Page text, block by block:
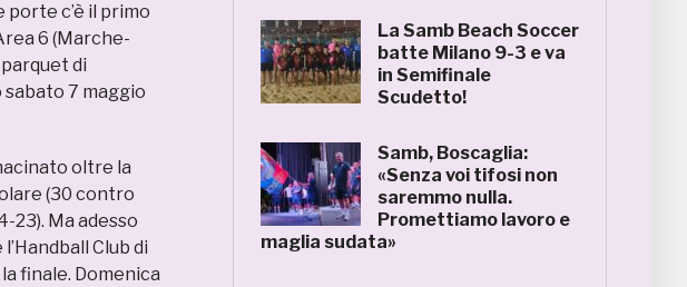
c’è il primo
6 (Marche-
di
sabato 7 maggio
oltre la
(30 contro
23). Ma adesso
Club di
finale. Domenica
La Samb Beach Soccer
batte Milano 9-3 e va
in Semifinale
Scudetto!
Samb, Boscaglia:
«Senza voi tifosi non
saremmo nulla.
Promettiamo lavoro e
maglia sudata»